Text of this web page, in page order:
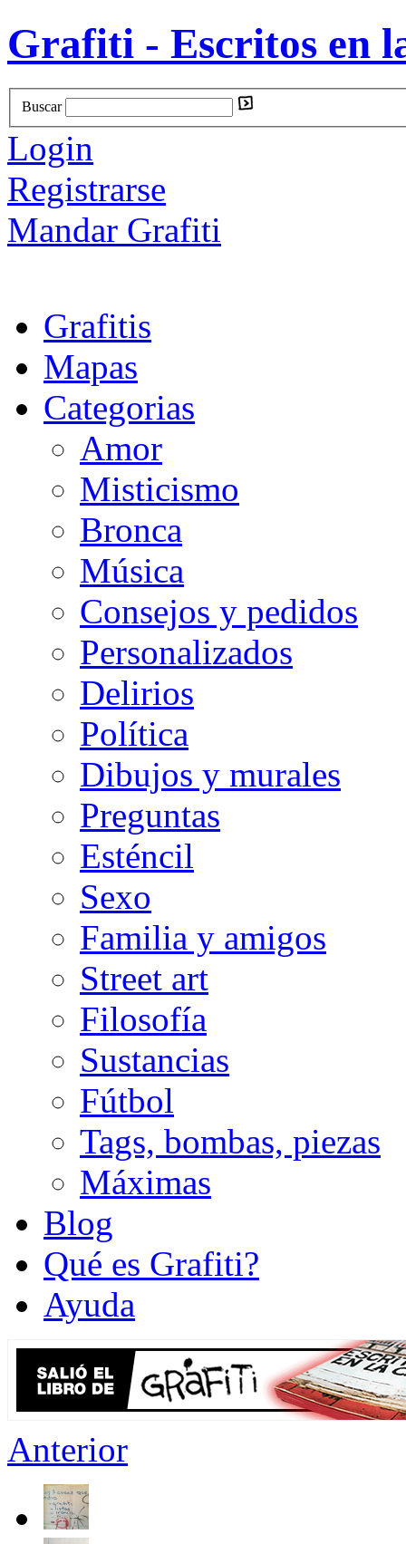
Grafiti - Escritos en
Buscar
Login
Registrarse
Mandar Grafiti
Grafitis
Mapas
Categorias
Amor
Misticismo
Bronca
Música
Consejos y pedidos
Personalizados
Delirios
Política
Dibujos y murales
Preguntas
Esténcil
Sexo
Familia y amigos
Street art
Filosofía
Sustancias
Fútbol
Tags, bombas, piezas
Máximas
Blog
Qué es Grafiti?
Ayuda
Anterior